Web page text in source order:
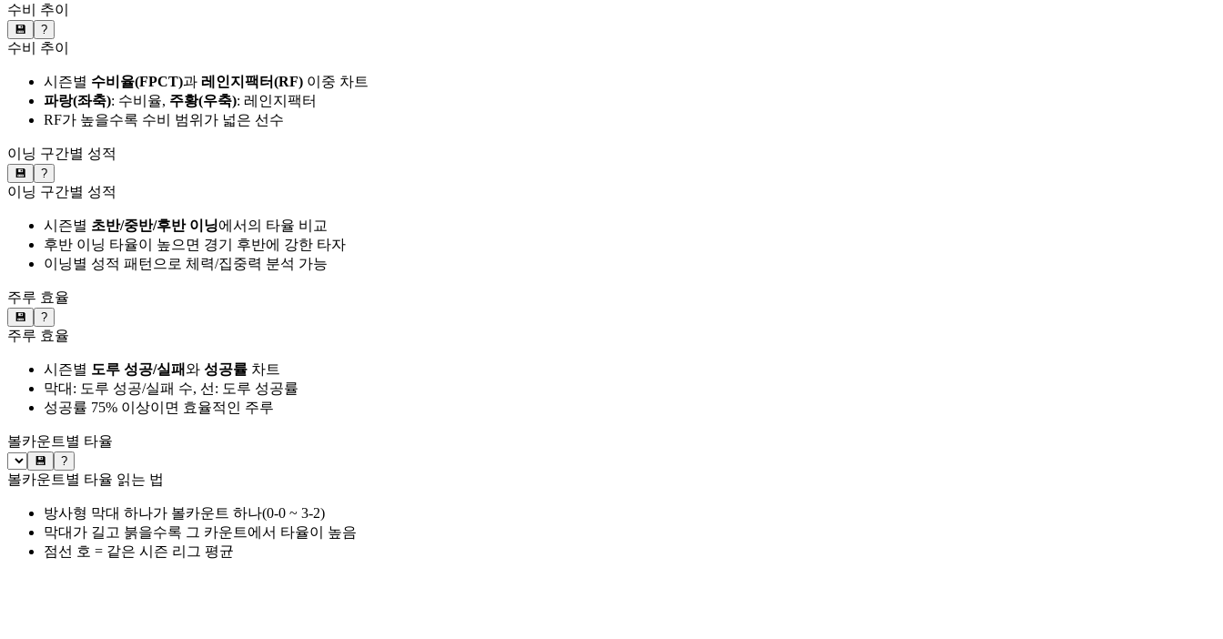
수비 추이
💾 ?
수비 추이
시즌별 수비율(FPCT)과 레인지팩터(RF) 이중 차트
파랑(좌축): 수비율, 주황(우축): 레인지팩터
RF가 높을수록 수비 범위가 넓은 선수
이닝 구간별 성적
💾 ?
이닝 구간별 성적
시즌별 초반/중반/후반 이닝에서의 타율 비교
후반 이닝 타율이 높으면 경기 후반에 강한 타자
이닝별 성적 패턴으로 체력/집중력 분석 가능
주루 효율
💾 ?
주루 효율
시즌별 도루 성공/실패와 성공률 차트
막대: 도루 성공/실패 수, 선: 도루 성공률
성공률 75% 이상이면 효율적인 주루
볼카운트별 타율
💾 ?
볼카운트별 타율 읽는 법
방사형 막대 하나가 볼카운트 하나(0-0 ~ 3-2)
막대가 길고 붉을수록 그 카운트에서 타율이 높음
점선 호 = 같은 시즌 리그 평균